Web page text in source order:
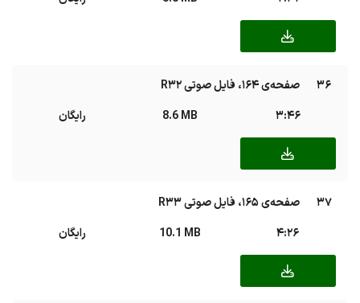
36
صفحه‌ی ۱۶۴، فایل صوتی R32
3:46
8.6 MB رایگان
37
صفحه‌ی ۱۶۵، فایل صوتی R33
4:26
10.1 MB رایگان